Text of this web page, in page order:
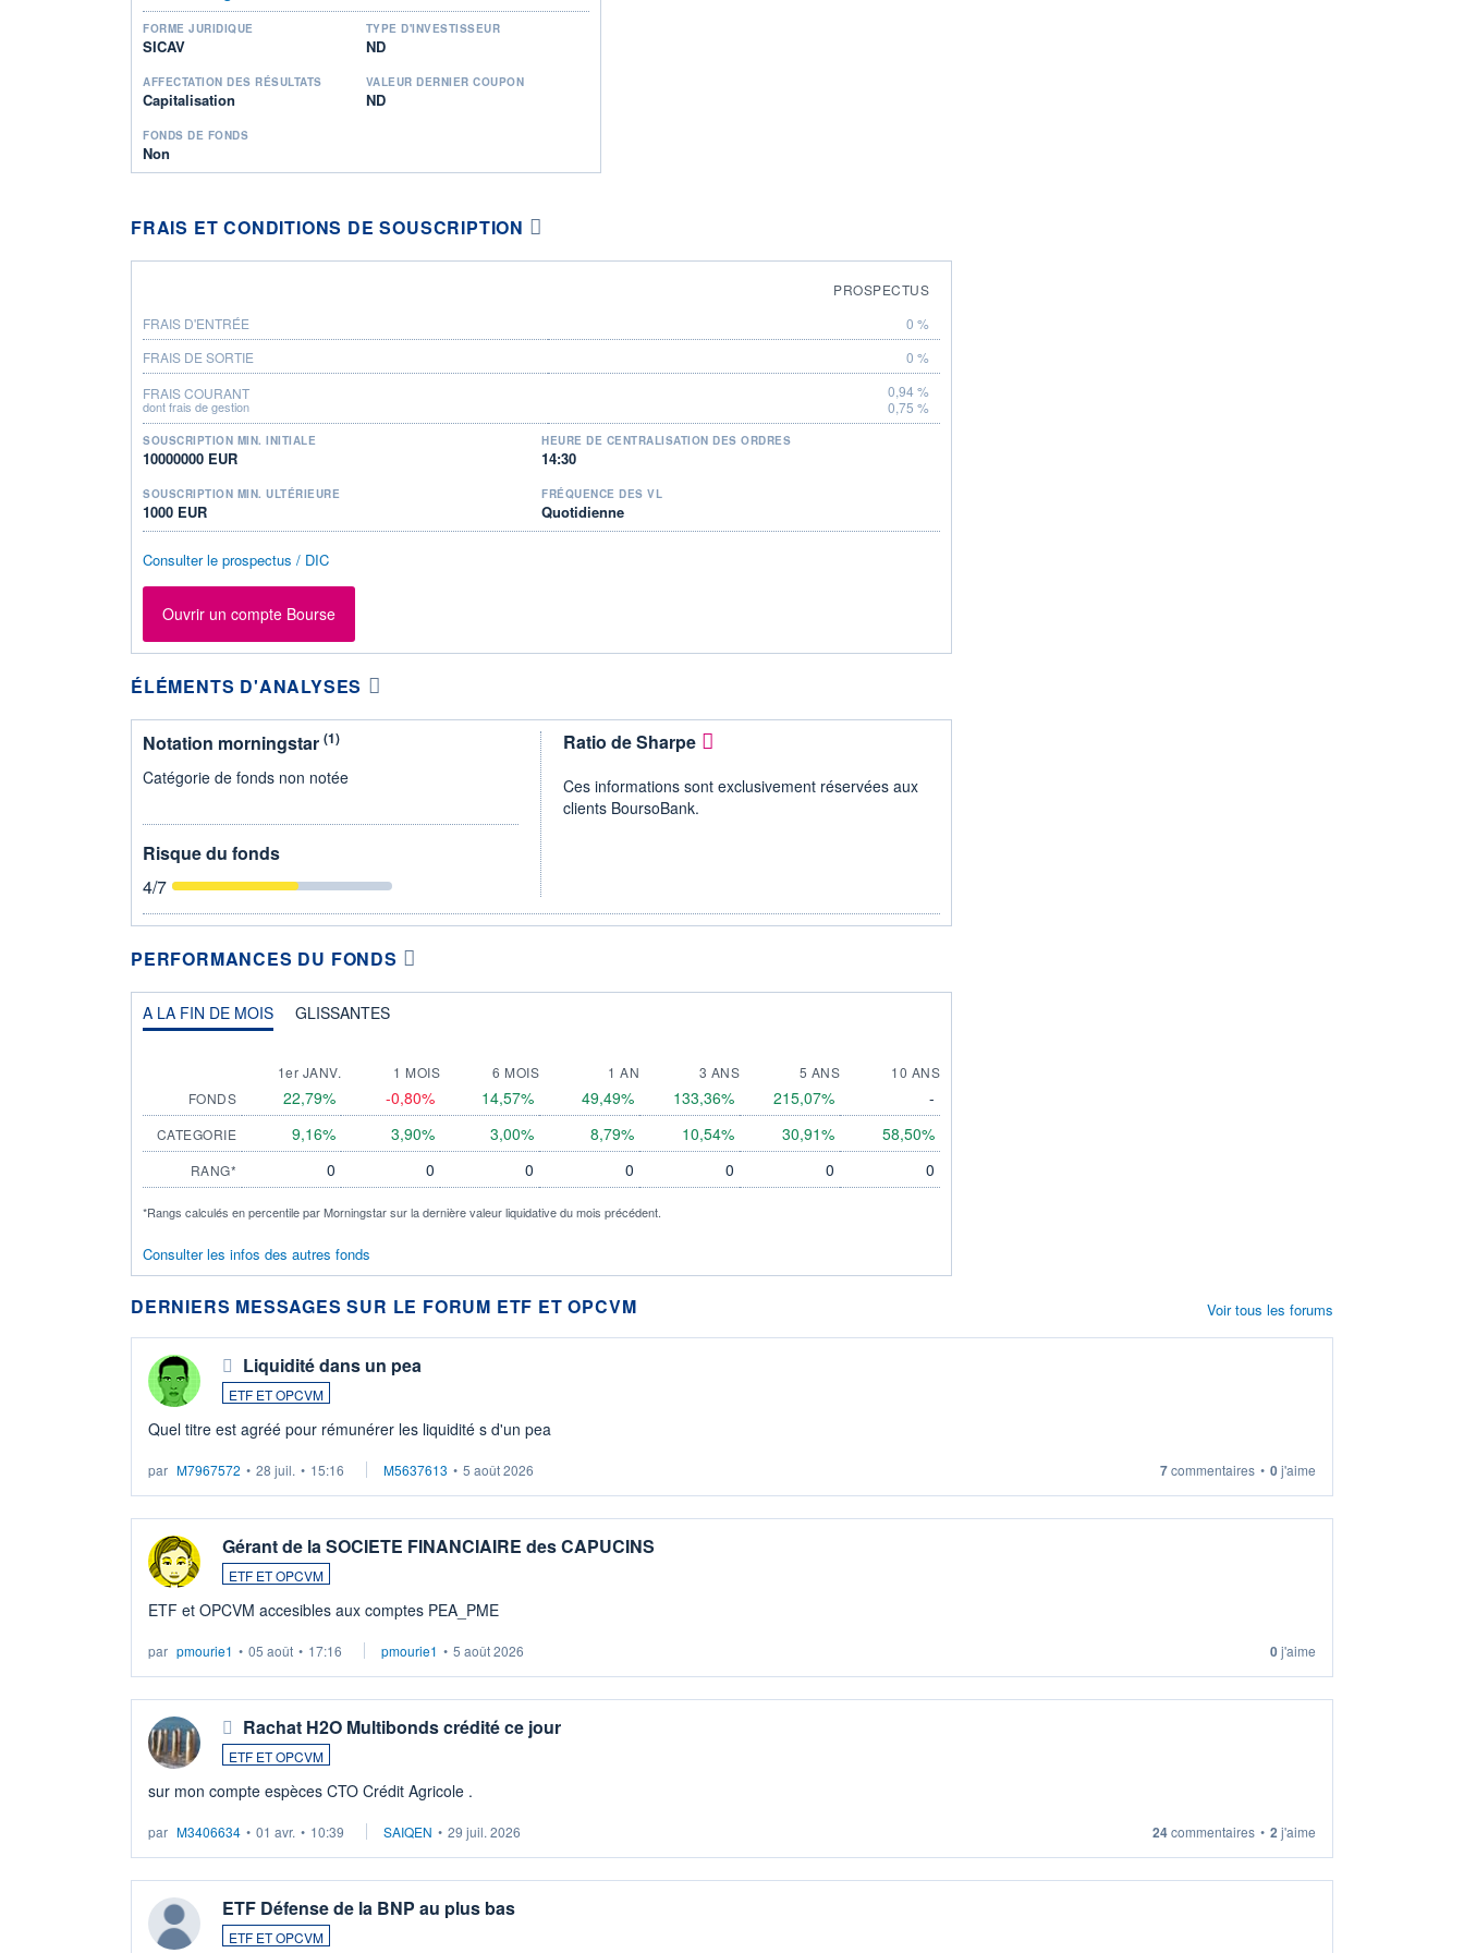
FORME JURIDIQUE
SICAV
TYPE D'INVESTISSEUR
ND
AFFECTATION DES RÉSULTATS
Capitalisation
VALEUR DERNIER COUPON
ND
FONDS DE FONDS
Non
FRAIS ET CONDITIONS DE SOUSCRIPTION
PROSPECTUS
FRAIS D'ENTRÉE
0 %
FRAIS DE SORTIE
0 %
FRAIS COURANT
dont frais de gestion
0,94 %
0,75 %
SOUSCRIPTION MIN. INITIALE
10000000 EUR
HEURE DE CENTRALISATION DES ORDRES
14:30
SOUSCRIPTION MIN. ULTÉRIEURE
1000 EUR
FRÉQUENCE DES VL
Quotidienne
Consulter le prospectus / DIC
Ouvrir un compte Bourse
ÉLÉMENTS D'ANALYSES
Notation morningstar (1)
Catégorie de fonds non notée
Risque du fonds
4/7
Ratio de Sharpe
Ces informations sont exclusivement réservées aux
clients BoursoBank.
PERFORMANCES DU FONDS
A LA FIN DE MOIS GLISSANTES
1er JANV. 1 MOIS 6 MOIS 1 AN 3 ANS 5 ANS
10 ANS
FONDS
22,79% -0,80% 14,57% 49,49% 133,36% 215,07% -
CATEGORIE 9,16% 3,90% 3,00% 8,79% 10,54% 30,91% 58,50%
RANG* 0 0 0 0 0 0 0
*Rangs calculés en percentile par Morningstar sur la dernière valeur liquidative du mois précédent.
Consulter les infos des autres fonds
DERNIERS MESSAGES SUR LE FORUM ETF ET OPCVM
Liquidité dans un pea
ETF ET OPCVM
Quel titre est agréé pour rémunérer les liquidité s d'un pea
par M7967572 • 28 juil. • 15:16 M5637613 • 5 août 2026 7commentaires • 0j'aime
Gérant de la SOCIETE FINANCIAIRE des CAPUCINS
ETF ET OPCVM
ETF et OPCVM accesibles aux comptes PEA_PME
par pmourie1 • 05 août • 17:16 pmourie1 • 5 août 2026 0j'aime
Rachat H2O Multibonds crédité ce jour
ETF ET OPCVM
sur mon compte espèces CTO Crédit Agricole .
par M3406634 • 01 avr. • 10:39 SAIQEN • 29 juil. 2026 24commentaires • 2 j'aime
ETF Défense de la BNP au plus bas
ETF ET OPCVM
Voir tous les forums